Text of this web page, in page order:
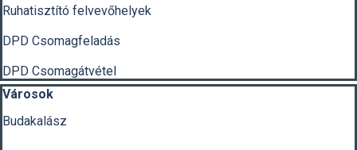
Ruhatisztító felvevőhelyek
DPD Csomagfeladás
DPD Csomagátvétel
Kihagy blokk Városok
Városok
Budakalász